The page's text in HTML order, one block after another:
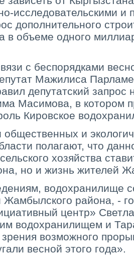
исследовательскими и
дополнительного
в объеме одного
с беспорядками
Мажилиса
депутатский запрос
Масимова, в котором
Кировское
общественных и
полагают, что
хозяйства
но и жизнь жителей
водохранилище
района, -
центр»
водохранилищем и
зрения возможного
весной этого года».